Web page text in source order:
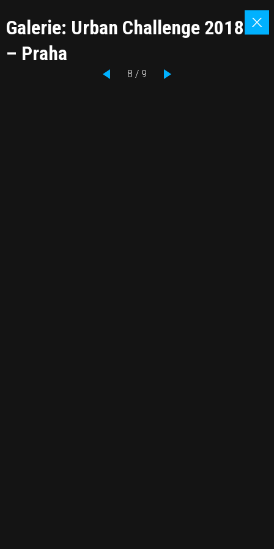
Galerie: Urban Challenge 2018
– Praha
8 / 9